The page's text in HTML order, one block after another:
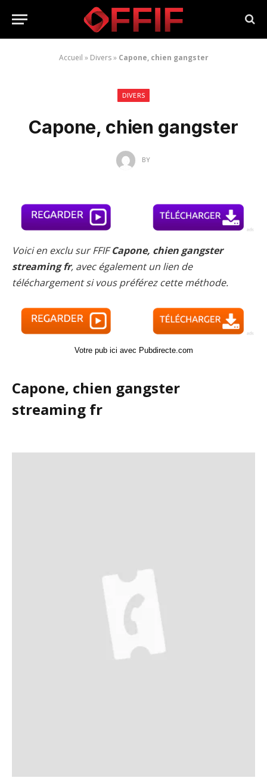
Accueil » Divers» Capone, chien gangster
DIVERS
Capone, chien gangster
BY
Voici en exclu sur FFIFCapone, chien gangster
streaming fr, avec également un lien de
téléchargement si vous préférez cette méthode.
Votre pub ici avec Pubdirecte.com
Capone, chien gangster
streaming fr